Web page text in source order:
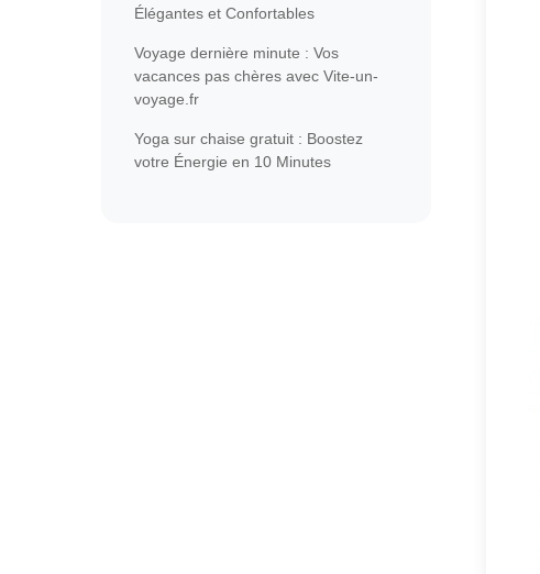
Élégantes et Confortables
Voyage dernière minute : Vos
vacances pas chères avec Vite-un-
voyage.fr
Yoga sur chaise gratuit : Boostez
votre Énergie en 10 Minutes